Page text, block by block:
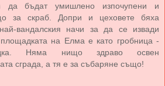
да бъдат умишлено изпочупени и
за скраб. Допри и цеховете бяха
вандалския начи за да се извади
на Елма е като гробница -
Няма нищо здраво освен
сграда, а тя е за събаряне също!